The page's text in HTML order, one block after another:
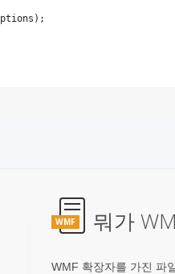
WMF 뭐가
WMF 확장자를 가진 파